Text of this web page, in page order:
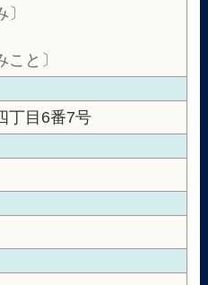
こと〕
丁目6番7号